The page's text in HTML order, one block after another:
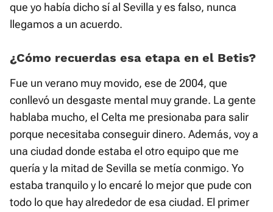
que yo había dicho sí al Sevilla y es falso, nunca
llegamos a un acuerdo.
¿Cómo recuerdas esa etapa en el Betis?
Fue un verano muy movido, ese de 2004, que
conllevó un desgaste mental muy grande. La gente
hablaba mucho, el Celta me presionaba para salir
porque necesitaba conseguir dinero. Además, voy a
una ciudad donde estaba el otro equipo que me
quería y la mitad de Sevilla se metía conmigo. Yo
estaba tranquilo y lo encaré lo mejor que pude con
todo lo que hay alrededor de esa ciudad. El primer